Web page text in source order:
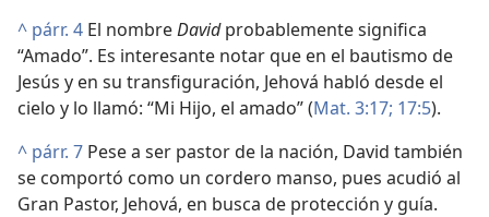
^ párr. 4 El nombreDavidprobablemente significa
“Amado”. Es interesante notar que en el bautismo de
Jesús y en su transfiguración, Jehová habló desde el
cielo y lo llamó: “Mi Hijo, el amado” (Mat. 3:17; 17:5).
^ párr. 7 Pese a ser pastor de la nación, David también
se comportó como un cordero manso, pues acudió al
Gran Pastor, Jehová, en busca de protección y guía.